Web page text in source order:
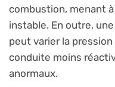
combustion, menant
instable. En outre,
peut varier la
conduite moins
anormaux.